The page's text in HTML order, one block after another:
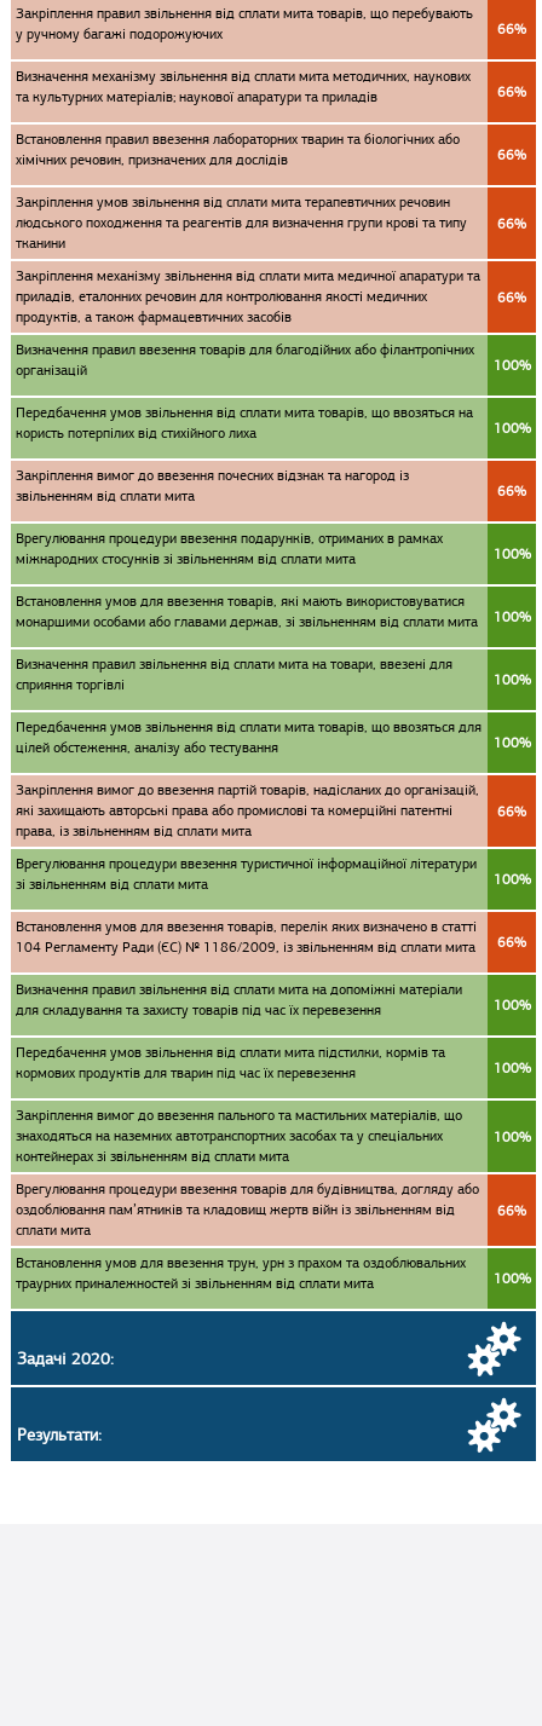
Закріплення правил звільнення від сплати мита товарів, що перебувають
у ручному багажі подорожуючих
66%
Визначення механізму звільнення від сплати мита методичних, наукових
та культурних матеріалів; наукової апаратури та приладів
66%
Встановлення правил ввезення лабораторних тварин та біологічних або
хімічних речовин, призначених для дослідів
66%
Закріплення умов звільнення від сплати мита терапевтичних речовин
людського походження та реагентів для визначення групи крові та типу
тканини
66%
Закріплення механізму звільнення від сплати мита медичної апаратури та
приладів, еталонних речовин для контролювання якості медичних
продуктів, а також фармацевтичних засобів
66%
Визначення правил ввезення товарів для благодійних або філантропічних
організацій
100%
Передбачення умов звільнення від сплати мита товарів, що ввозяться на
користь потерпілих від стихійного лиха
100%
Закріплення вимог до ввезення почесних відзнак та нагород із
звільненням від сплати мита
66%
Врегулювання процедури ввезення подарунків, отриманих в рамках
міжнародних стосунків зі звільненням від сплати мита
100%
Встановлення умов для ввезення товарів, які мають використовуватися
монаршими особами або главами держав, зі звільненням від сплати мита
100%
Визначення правил звільнення від сплати мита на товари, ввезені для
сприяння торгівлі
100%
Передбачення умов звільнення від сплати мита товарів, що ввозяться для
цілей обстеження, аналізу або тестування
100%
Закріплення вимог до ввезення партій товарів, надісланих до організацій,
які захищають авторські права або промислові та комерційні патентні
права, із звільненням від сплати мита
66%
Врегулювання процедури ввезення туристичної інформаційної літератури
зі звільненням від сплати мита
100%
Встановлення умов для ввезення товарів, перелік яких визначено в статті
104 Регламенту Ради (ЄС) № 1186/2009, із звільненням від сплати мита
66%
Визначення правил звільнення від сплати мита на допоміжні матеріали
для складування та захисту товарів під час їх перевезення
100%
Передбачення умов звільнення від сплати мита підстилки, кормів та
кормових продуктів для тварин під час їх перевезення
100%
Закріплення вимог до ввезення пального та мастильних матеріалів, що
знаходяться на наземних автотранспортних засобах та у спеціальних
контейнерах зі звільненням від сплати мита
100%
Врегулювання процедури ввезення товарів для будівництва, догляду або
оздоблювання пам’ятників та кладовищ жертв війн із звільненням від
сплати мита
66%
Встановлення умов для ввезення трун, урн з прахом та оздоблювальних
траурних приналежностей зі звільненням від сплати мита
100%
Задачі 2020:
Результати: